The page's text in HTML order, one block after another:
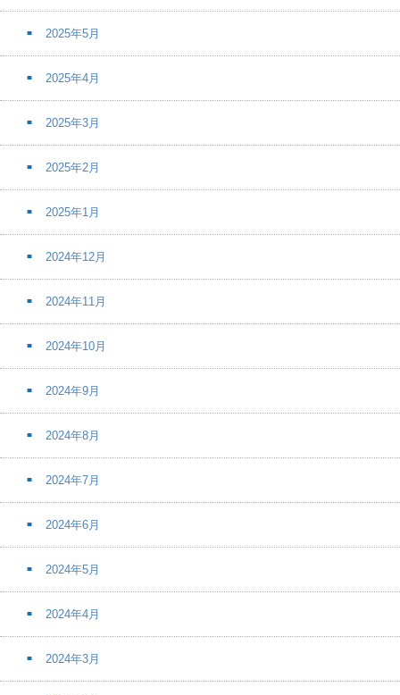
2025年5月
2025年4月
2025年3月
2025年2月
2025年1月
2024年12月
2024年11月
2024年10月
2024年9月
2024年8月
2024年7月
2024年6月
2024年5月
2024年4月
2024年3月